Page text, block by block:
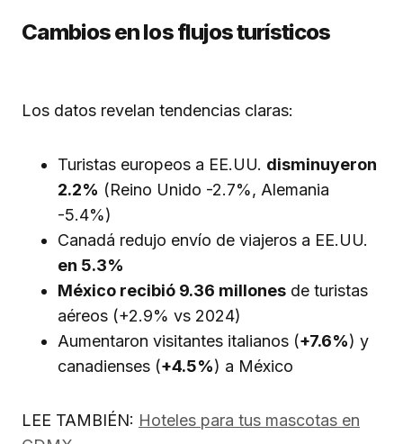
Cambios en los flujos turísticos
Los datos revelan tendencias claras:
Turistas europeos a EE.UU. disminuyeron
2.2% (Reino Unido -2.7%, Alemania
-5.4%)
Canadá redujo envío de viajeros a EE.UU.
en 5.3%
México recibió 9.36 millones de turistas
aéreos (+2.9% vs 2024)
Aumentaron visitantes italianos (+7.6%) y
canadienses (+4.5%) a México
LEE TAMBIÉN: Hoteles para tus mascotas en